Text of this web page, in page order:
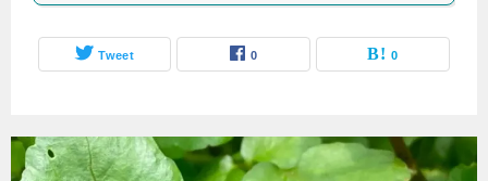
Tweet 0 0